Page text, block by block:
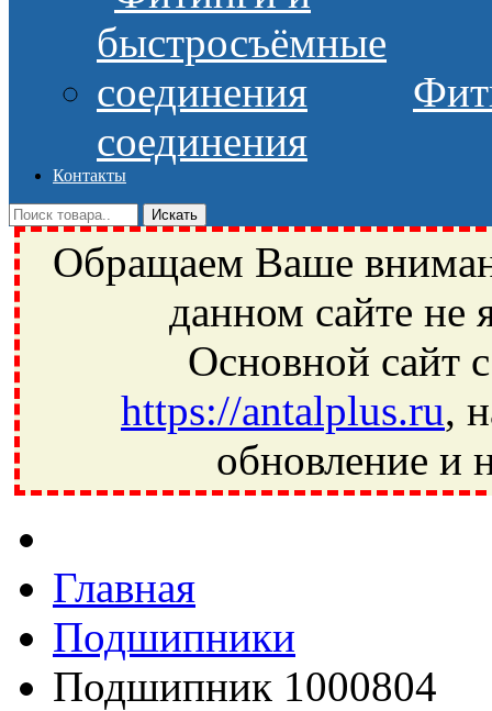
соединения
Контакты
Обращаем Ваше
данном сайте не
Основной сайт
https://antalplus.ru,
обновление и
Ивантеевка, подшипники, пневматика, метизы, техника,
Главная
Подшипники
Подшипник 1000804